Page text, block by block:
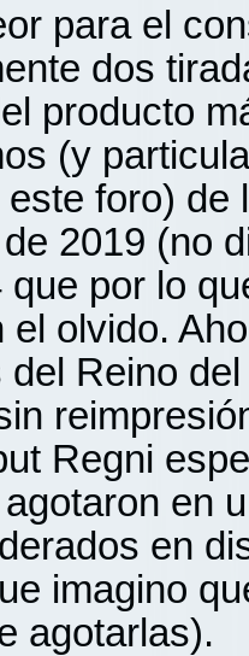
para el
dos
producto
(y
foro) de
2019 (no
que por lo
el olvido.
del Reino
Regni
en
en
imagino
agotarlas).